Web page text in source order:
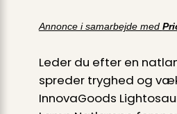
Annonce i samarbejde med
Leder du efter en
spreder tryghed og
InnovaGoods